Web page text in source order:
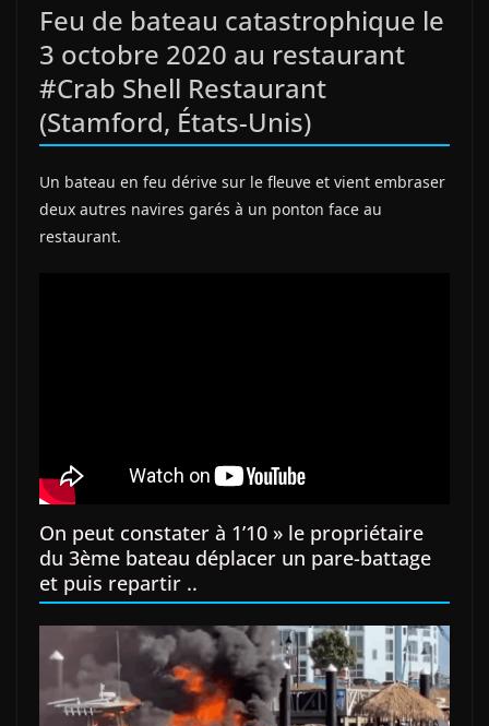
Feu de bateau catastrophique le
3 octobre 2020 au restaurant
#Crab Shell Restaurant
(Stamford, États-Unis)
Un bateau en feu dérive sur le fleuve et vient embraser
deux autres navires garés à un ponton face au
restaurant.
On peut constater à 1’10 » le propriétaire
du 3ème bateau déplacer un pare-battage
et puis repartir ..